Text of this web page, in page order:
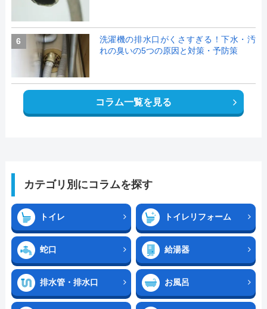
6
洗濯機の排水口がくさすぎる！下水・汚
れの臭いの5つの原因と対策・予防策
コラム一覧を見る
カテゴリ別にコラムを探す
トイレ トイレリフォーム
蛇口 給湯器
排水管・排水口 お風呂